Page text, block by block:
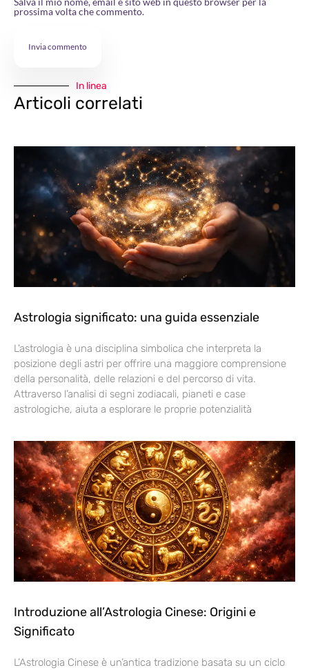
prossima volta che commento.
In linea
Articoli correlati
Astrologia significato: una guida essenziale
L’astrologia è una disciplina simbolica che interpreta la
posizione degli astri per offrire una maggiore comprensione
della personalità, delle relazioni e del percorso di vita.
Attraverso l’analisi di segni zodiacali, pianeti e case
astrologiche, aiuta a esplorare le proprie potenzialità
Introduzione all’Astrologia Cinese: Origini e
Significato
L’Astrologia Cinese è un’antica tradizione basata su un ciclo